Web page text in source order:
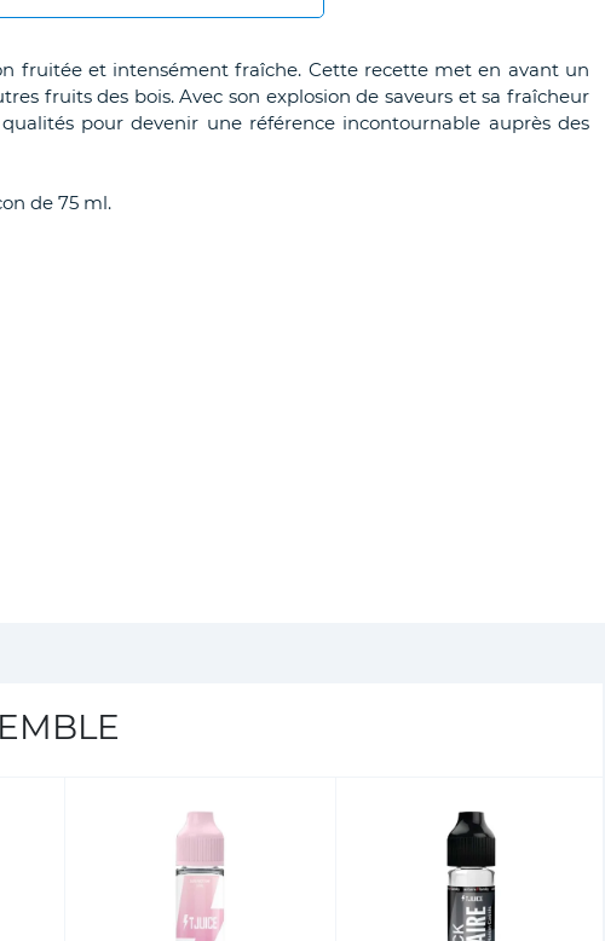
fruitée et intensément fraîche. Cette recette met en avant un
fruits des bois. Avec son explosion de saveurs et sa fraîcheur
pour devenir une référence incontournable auprès des
de 75 ml.